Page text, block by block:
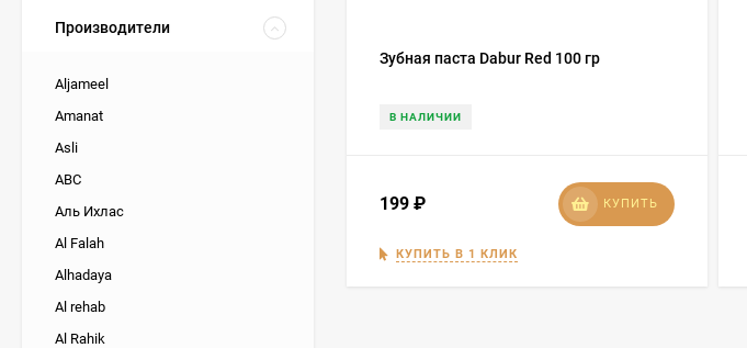
Зубная паста Dabur Red 100 гр
В НАЛИЧИИ
199 ₽ КУПИТЬ
КУПИТЬ В 1 КЛИК
Производители
Aljameel
Amanat
Asli
ABC
Аль Ихлас
Al Falah
Alhadaya
Al rehab
Al Rahik